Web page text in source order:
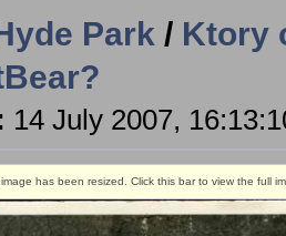
Park / Ktory
14 July 2007,
has been resized. Click this bar to view the full